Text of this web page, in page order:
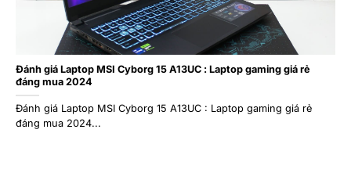
Đánh giá Laptop MSI Cyborg 15 A13UC : Laptop gaming giá rẻ
đáng mua 2024
Đánh giá Laptop MSI Cyborg 15 A13UC : Laptop gaming giá rẻ
đáng mua 2024...